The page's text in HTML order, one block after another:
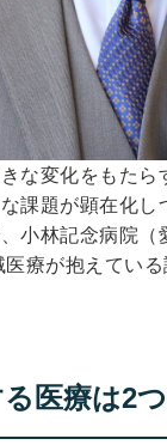
な変化をもた
課題が顕在化
小林記念病院
療が抱えてい
医療は2